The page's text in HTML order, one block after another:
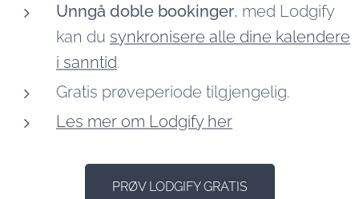
Unngå doble bookinger, med Lodgify
kan du synkronisere alle dine kalendere
i sanntid.
Gratis prøveperiode tilgjengelig.
Les mer om Lodgify her
PRØV LODGIFY GRATIS